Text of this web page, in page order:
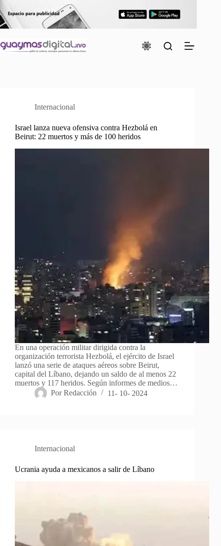
al
contenido
Internacional
Israel lanza nueva ofensiva contra Hezbolá en
Beirut: 22 muertos y más de 100 heridos
En una operación militar dirigida contra la
organización terrorista Hezbolá, el ejército de Israel
lanzó una serie de ataques aéreos sobre Beirut,
capital del Líbano, dejando un saldo de al menos 22
muertos y 117 heridos. Según informes de medios…
Por Redacción 11- 10- 2024
Internacional
Ucrania ayuda a mexicanos a salir de Líbano